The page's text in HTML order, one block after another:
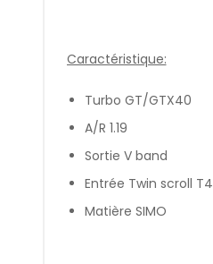
Caractéristique:
Turbo GT/GTX40
A/R 1.19
Sortie V band
Entrée Twin scroll T4
Matière SIMO